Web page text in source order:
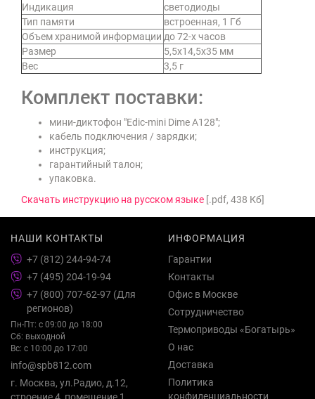
Индикация
светодиоды
Тип памяти
встроенная, 1 Гб
Объем хранимой информации до 72-х часов
Размер
5,5х14,5х35 мм
Вес
3,5 г
Комплект поставки:
мини-диктофон "Edic-mini Dime А128";
кабель подключения / зарядки;
инструкция;
гарантийный талон;
упаковка.
Скачать инструкцию на русском языке [.pdf, 438 Кб]
НАШИ КОНТАКТЫ
+7 (812) 244-94-74
+7 (495) 204-19-94
+7 (800) 707-62-97 (Для
регионов)
Пн-Пт: с 09:00 до 18:00
Сб: выходной
Вс: с 10:00 до 17:00
info@spb812.com
г. Москва, ул.Радио, д.12,
строение 4, помещение 1
ИНФОРМАЦИЯ
Гарантии
Контакты
Офис в Москве
Сотрудничество
Термоприводы «Богатырь»
О нас
Доставка
Политика
конфиденциальности